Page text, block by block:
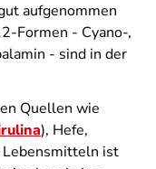
aufgenommen
Formen - Cyano-,
- sind in der
Quellen wie
), Hefe,
Lebensmitteln ist